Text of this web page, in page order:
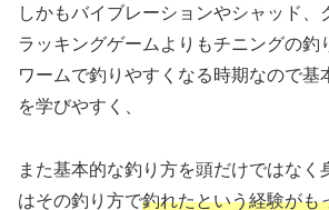
しかもバイブレーションやシャッド、
ラッキングゲームよりもチニングの釣
ワームで釣りやすくなる時期なので基
を学びやすく、
また基本的な釣り方を頭だけではなく
はその釣り方で釣れたという経験がも